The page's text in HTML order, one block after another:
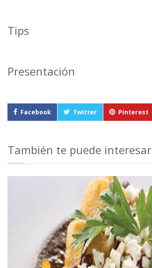
Tips
Presentación
Facebook Twitter Pinterest
También te puede interesar